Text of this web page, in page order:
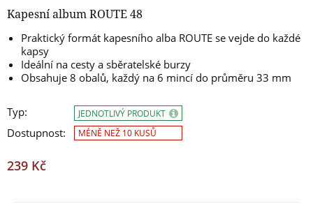
Kapesní album ROUTE 48
Praktický formát kapesního alba ROUTE se vejde do každé
kapsy
Ideální na cesty a sběratelské burzy
Obsahuje 8 obalů, každý na 6 mincí do průměru 33 mm
Typ:
Dostupnost:
JEDNOTLIVÝ PRODUKT
MÉNĚ NEŽ 10 KUSŮ
239 Kč